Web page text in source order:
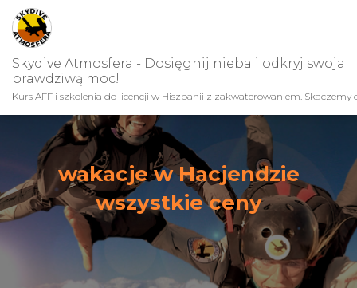
Skydive Atmosfera - Dosięgnij nieba i odkryj swoja
prawdziwą moc!
Kurs AFF i szkolenia do licencji w Hiszpanii z zakwaterowaniem. Skaczemy
wakacje w Hacjendzie
wszystkie ceny